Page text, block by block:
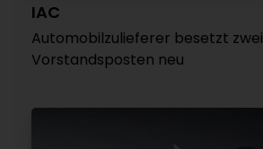
IAC
Automobilzulieferer besetzt zwei
Vorstandsposten neu